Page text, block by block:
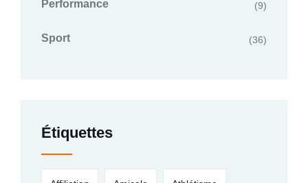
Performance (9)
Sport (36)
Étiquettes